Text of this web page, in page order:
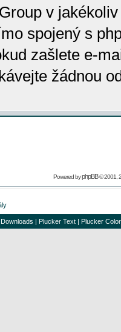
v
spojený s
zašlete e-
žádnou
Powered byphpBB© 2001,
| Plucker Text | Plucker Color